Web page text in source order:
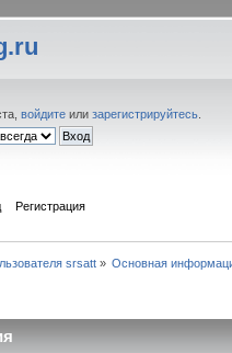
войдите илизарегистрируйтесь
Регистрация
srsatt» Основная